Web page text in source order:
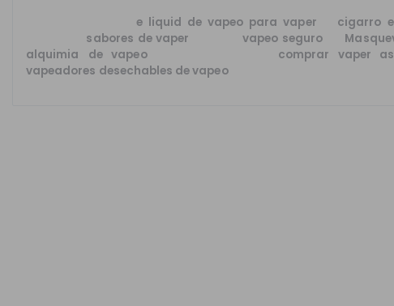
e liquid de vapeo para vaper cigarro
sabores de vaper vapeo seguro
alquimia
de vapeoademás de poder comprar vaper
vapeadores desechables de vapeo